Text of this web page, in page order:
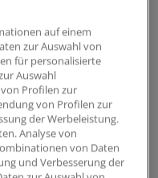
noch, wie es für
einem größeren
Studien
zu beispielsweise
Kapsel ausreichend,
auf einem
zur Auswahl von
für personalisierte
Auswahl
Profilen zur
von Profilen zur
der Werbeleistung.
Analyse von
von Daten
und Verbesserung der